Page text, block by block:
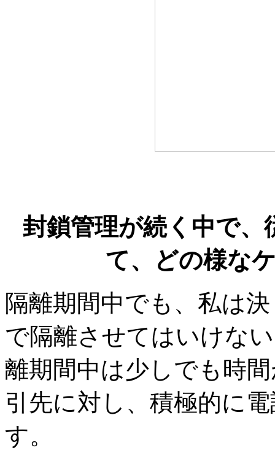
封鎖管理が続く中で
て、どの様な
隔離期間中でも、私は
で隔離させてはいけな
離期間中は少しでも時
引先に対し、積極的に
す。